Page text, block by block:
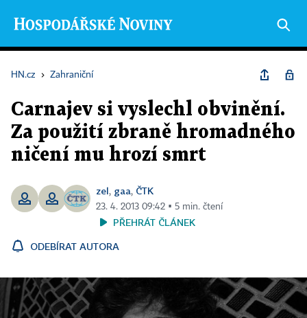
HN.cz › Zahraniční
Carnajev si vyslechl obvinění.
Za použití zbraně hromadného
ničení mu hrozí smrt
zel, gaa, ČTK
23. 4. 2013 09:42 ▪ 5 min. čtení
PŘEHRÁT ČLÁNEK
ODEBÍRAT AUTORA